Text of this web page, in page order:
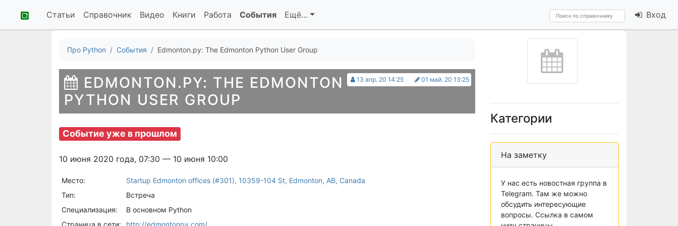
Статьи Справочник Видео Книги Работа События Ещё… Вход
Про Python События Edmonton.py: The Edmonton Python User Group
13 апр. 20 14:25 01 май. 20 13:25
EDMONTON.PY: THE EDMONTON
PYTHON USER GROUP
Событие уже в прошлом
10 июня 2020 года, 07:30 — 10 июня 10:00
Место:
Startup Edmonton offices (#301), 10359-104 St, Edmonton, AB, Canada
Тип:
Встреча
Специализация:
В основном Python
Страница в сети:
http://edmontonpy.com/
Категории
На заметку
У нас есть новостная группа в
Telegram. Там же можно
обсудить интересующие
вопросы. Ссылка в самом